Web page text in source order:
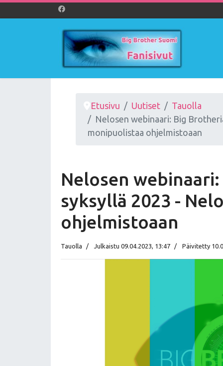
Etusivu Uutiset
Tauolla
Nelosen webinaari: Big
monipuolistaa ohjelmistoaan
Nelosen
syksyllä 2023 -
ohjelmistoaan
Tauolla Julkaistu 09.04.2023, 13:47 Päivitetty